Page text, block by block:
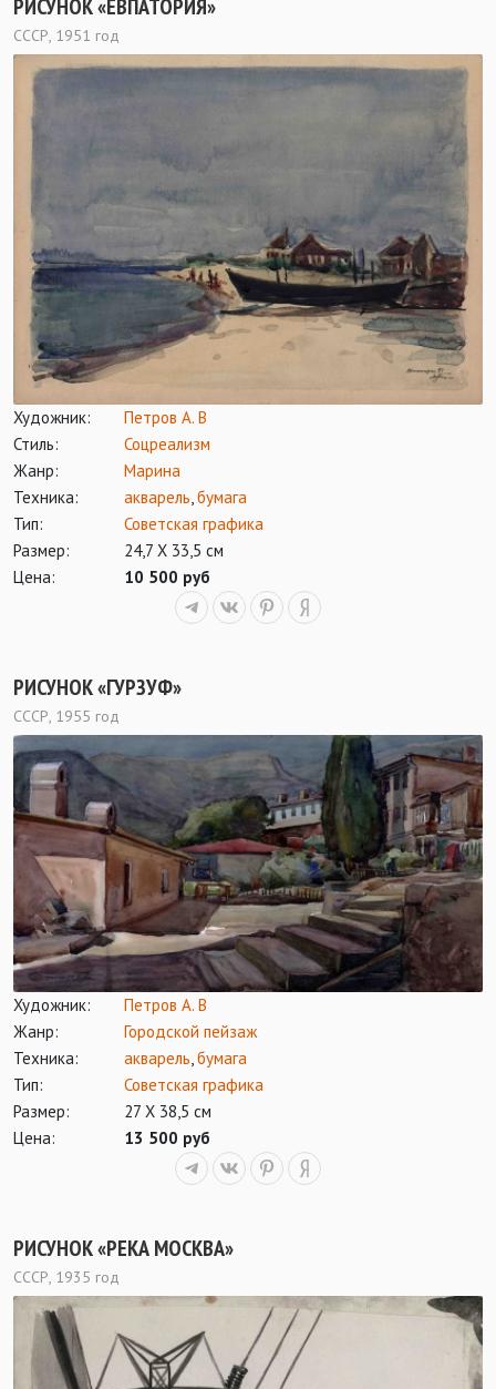
РИСУНОК «ЕВПАТОРИЯ»
СССР, 1951 год
Художник:
Петров А. В
Стиль:
Соцреализм
Жанр:
Марина
Техника:
акварель бумага
Тип:
Советская графика
Размер:
24,7 Х 33,5 см
Цена:
10 500 руб
РИСУНОК «ГУРЗУФ»
СССР, 1955 год
Художник:
Петров А. В
Жанр:
Городской пейзаж
Техника:
акварель,бумага
Тип:
Советская графика
Размер:
27 Х 38,5 см
Цена:
13 500 руб
РИСУНОК «РЕКА МОСКВА»
СССР, 1935 год